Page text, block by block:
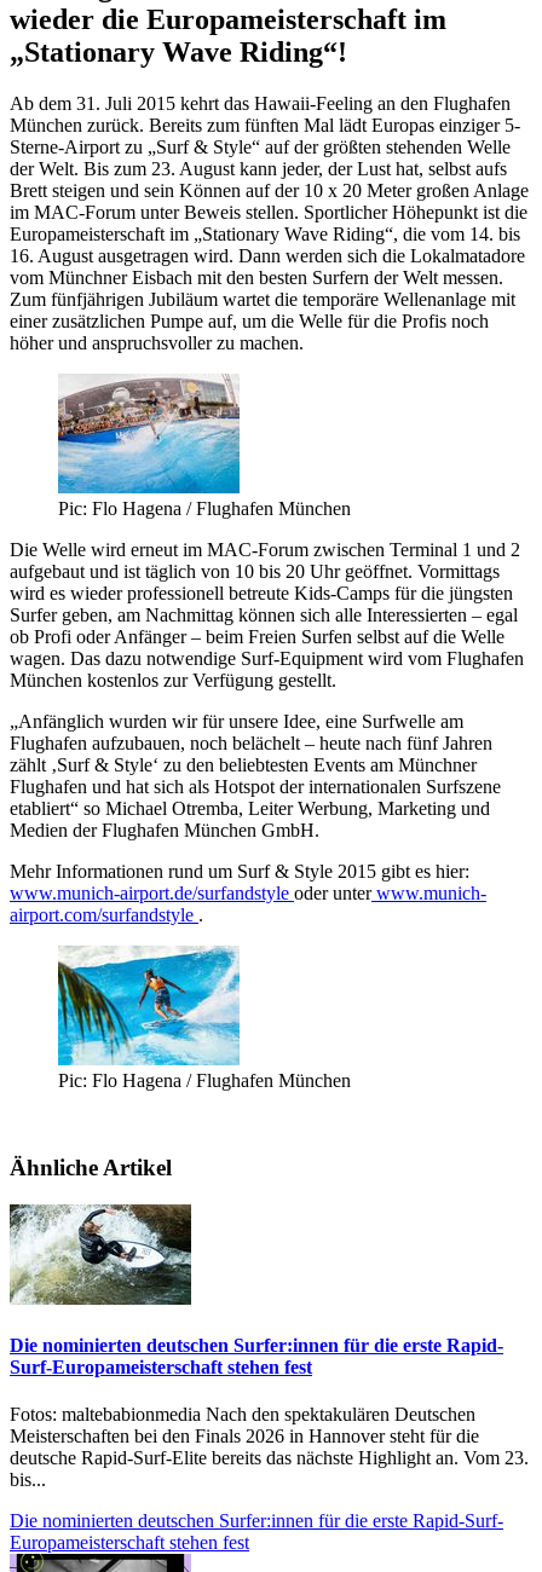
wieder die Europameisterschaft im
„Stationary Wave Riding“!
Ab dem 31. Juli 2015 kehrt das Hawaii-Feeling an den Flughafen
München zurück. Bereits zum fünften Mal lädt Europas einziger 5-
Sterne-Airport zu „Surf & Style“ auf der größten stehenden Welle
der Welt. Bis zum 23. August kann jeder, der Lust hat, selbst aufs
Brett steigen und sein Können auf der 10 x 20 Meter großen Anlage
im MAC-Forum unter Beweis stellen. Sportlicher Höhepunkt ist die
Europameisterschaft im „Stationary Wave Riding“, die vom 14. bis
16. August ausgetragen wird. Dann werden sich die Lokalmatadore
vom Münchner Eisbach mit den besten Surfern der Welt messen.
Zum fünfjährigen Jubiläum wartet die temporäre Wellenanlage mit
einer zusätzlichen Pumpe auf, um die Welle für die Profis noch
höher und anspruchsvoller zu machen.
Pic: Flo Hagena / Flughafen München
Die Welle wird erneut im MAC-Forum zwischen Terminal 1 und 2
aufgebaut und ist täglich von 10 bis 20 Uhr geöffnet. Vormittags
wird es wieder professionell betreute Kids-Camps für die jüngsten
Surfer geben, am Nachmittag können sich alle Interessierten – egal
ob Profi oder Anfänger – beim Freien Surfen selbst auf die Welle
wagen. Das dazu notwendige Surf-Equipment wird vom Flughafen
München kostenlos zur Verfügung gestellt.
„Anfänglich wurden wir für unsere Idee, eine Surfwelle am
Flughafen aufzubauen, noch belächelt – heute nach fünf Jahren
zählt ‚Surf & Style‘ zu den beliebtesten Events am Münchner
Flughafen und hat sich als Hotspot der internationalen Surfszene
etabliert“ so Michael Otremba, Leiter Werbung, Marketing und
Medien der Flughafen München GmbH.
Mehr Informationen rund um Surf & Style 2015 gibt es hier:
www.munich-airport.de/surfandstyle oder unterwww.munich-
airport.com/surfandstyle .
Pic: Flo Hagena / Flughafen München
Ähnliche Artikel
Die nominierten deutschen Surfer:innen für die erste Rapid-
Surf-Europameisterschaft stehen fest
Fotos: maltebabionmedia Nach den spektakulären Deutschen
Meisterschaften bei den Finals 2026 in Hannover steht für die
deutsche Rapid-Surf-Elite bereits das nächste Highlight an. Vom 23.
bis...
Die nominierten deutschen Surfer:innen für die erste Rapid-Surf-
Europameisterschaft stehen fest